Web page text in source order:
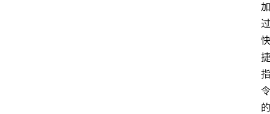
加
过
快
捷
指
令
的